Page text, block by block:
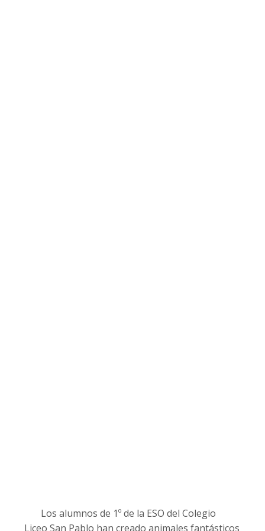
Los alumnos de 1º de la ESO del Colegio
Liceo San Pablo han creado animales fantásticos